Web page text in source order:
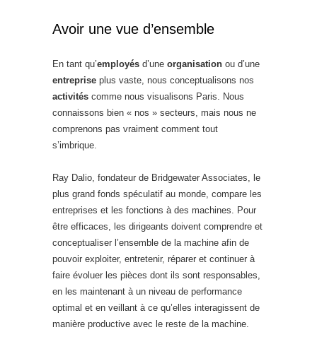
Avoir une vue d’ensemble
En tant qu’employés d’une organisation ou d’une
entreprise plus vaste, nous conceptualisons nos
activités comme nous visualisons Paris. Nous
connaissons bien « nos » secteurs, mais nous ne
comprenons pas vraiment comment tout
s’imbrique.
Ray Dalio, fondateur de Bridgewater Associates, le
plus grand fonds spéculatif au monde, compare les
entreprises et les fonctions à des machines. Pour
être efficaces, les dirigeants doivent comprendre et
conceptualiser l’ensemble de la machine afin de
pouvoir exploiter, entretenir, réparer et continuer à
faire évoluer les pièces dont ils sont responsables,
en les maintenant à un niveau de performance
optimal et en veillant à ce qu’elles interagissent de
manière productive avec le reste de la machine.